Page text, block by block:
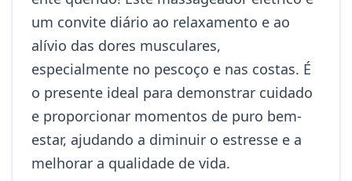
um convite diário ao relaxamento e ao
alívio das dores musculares,
especialmente no pescoço e nas costas. É
o presente ideal para demonstrar cuidado
e proporcionar momentos de puro bem-
estar, ajudando a diminuir o estresse e a
melhorar a qualidade de vida.